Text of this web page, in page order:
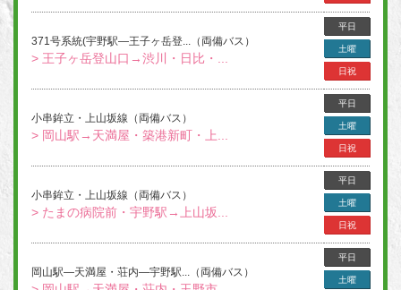
371号系統(宇野駅―王子ヶ岳登...（両備バス）
> 王子ヶ岳登山口→渋川・日比・...
平日
土曜
日祝
小串鉾立・上山坂線（両備バス）
> 岡山駅→天満屋・築港新町・上...
平日
土曜
日祝
小串鉾立・上山坂線（両備バス）
> たまの病院前・宇野駅→上山坂...
平日
土曜
日祝
岡山駅―天満屋・荘内―宇野駅...（両備バス）
平日
土曜